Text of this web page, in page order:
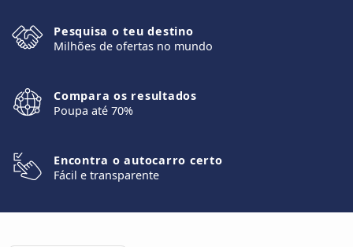
Pesquisa o teu destino
Milhões de ofertas no mundo
Compara os resultados
Poupa até 70%
Encontra o autocarro certo
Fácil e transparente